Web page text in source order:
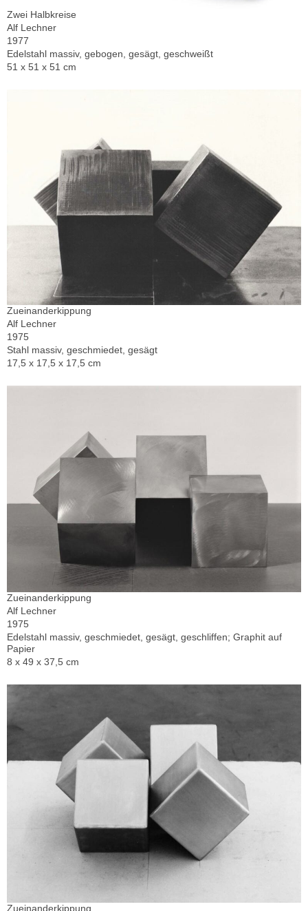
Zwei Halbkreise
Alf Lechner
1977
Edelstahl massiv, gebogen, gesägt, geschweißt
51 x 51 x 51 cm
Zueinanderkippung
Alf Lechner
1975
Stahl massiv, geschmiedet, gesägt
17,5 x 17,5 x 17,5 cm
Zueinanderkippung
Alf Lechner
1975
Edelstahl massiv, geschmiedet, gesägt, geschliffen; Graphit auf
Papier
8 x 49 x 37,5 cm
Zueinanderkippung